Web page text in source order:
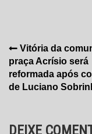
Navegação
de
Post
Vitória da
praça Acrísio será
reformada após
de Luciano
DEIXE